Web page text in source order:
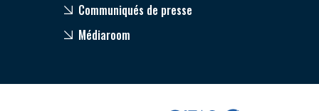
Communiqués de presse
Médiaroom